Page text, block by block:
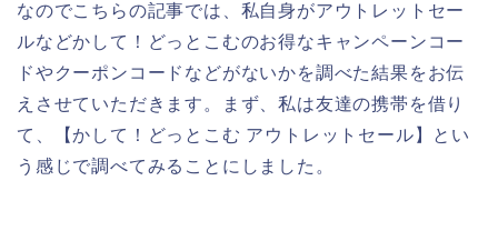
なのでこちらの記事では、私自身がアウトレットセー
ルなどかして！どっとこむのお得なキャンペーンコー
ドやクーポンコードなどがないかを調べた結果をお伝
えさせていただきます。まず、私は友達の携帯を借り
て、【かして！どっとこむ アウトレットセール】とい
う感じで調べてみることにしました。